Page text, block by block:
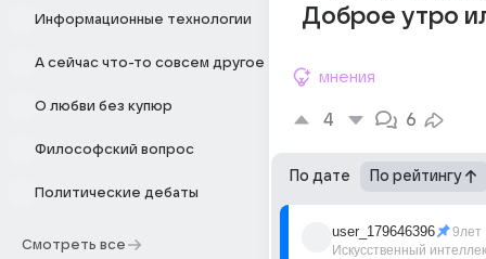
Информационные технологии
А сейчас что-то совсем другое
О любви без купюр
Философский вопрос
Политические дебаты
Смотреть все
Доброе утро
мнения
4 6
По дате По рейтингу
user_179646396
Искусственный
9лет